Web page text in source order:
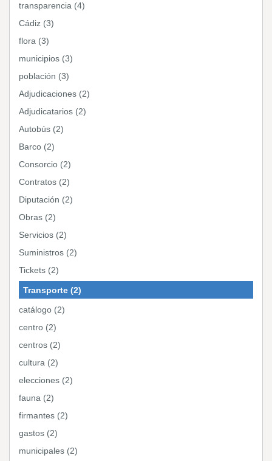
transparencia (4)
Cádiz (3)
flora (3)
municipios (3)
población (3)
Adjudicaciones (2)
Adjudicatarios (2)
Autobús (2)
Barco (2)
Consorcio (2)
Contratos (2)
Diputación (2)
Obras (2)
Servicios (2)
Suministros (2)
Tickets (2)
Transporte (2)
catálogo (2)
centro (2)
centros (2)
cultura (2)
elecciones (2)
fauna (2)
firmantes (2)
gastos (2)
municipales (2)